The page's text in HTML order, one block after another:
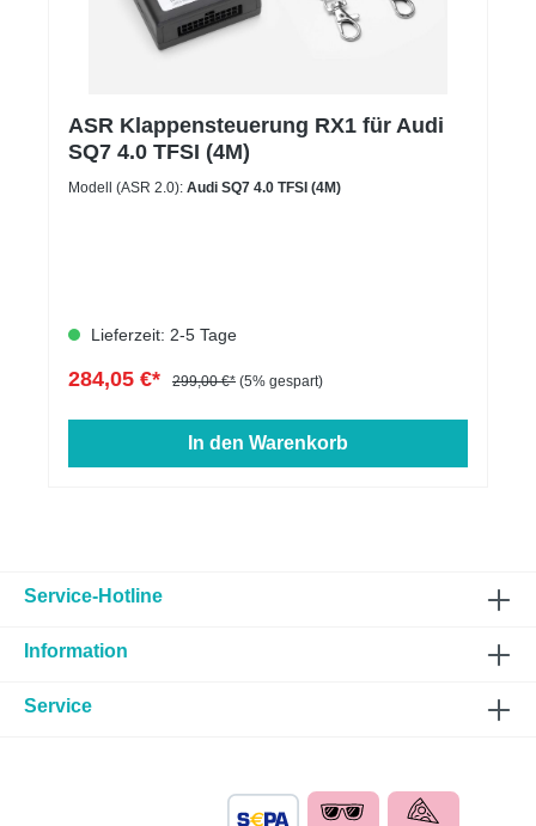
ASR Klappensteuerung RX1 für Audi
SQ7 4.0 TFSI (4M)
Modell (ASR 2.0): Audi SQ7 4.0 TFSI (4M)
Lieferzeit: 2-5 Tage
284,05 €* 299,00 €* (5% gespart)
In den Warenkorb
Service-Hotline
Information
Service